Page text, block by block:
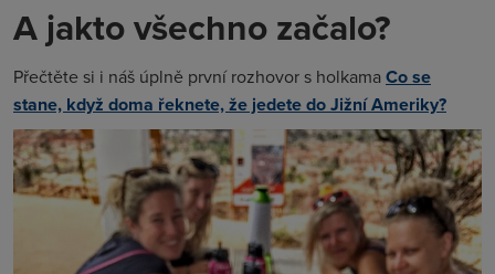
A jakto všechno začalo?
Přečtěte si i náš úplně první rozhovor s holkamaCo se
stane, když doma řeknete, že jedete do Jižní Ameriky?